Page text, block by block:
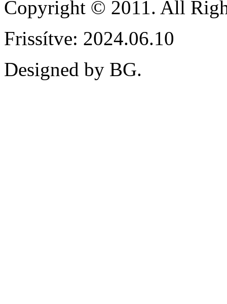
Copyright © 2011. All
Frissítve: 2024.06.10
Designed by BG.